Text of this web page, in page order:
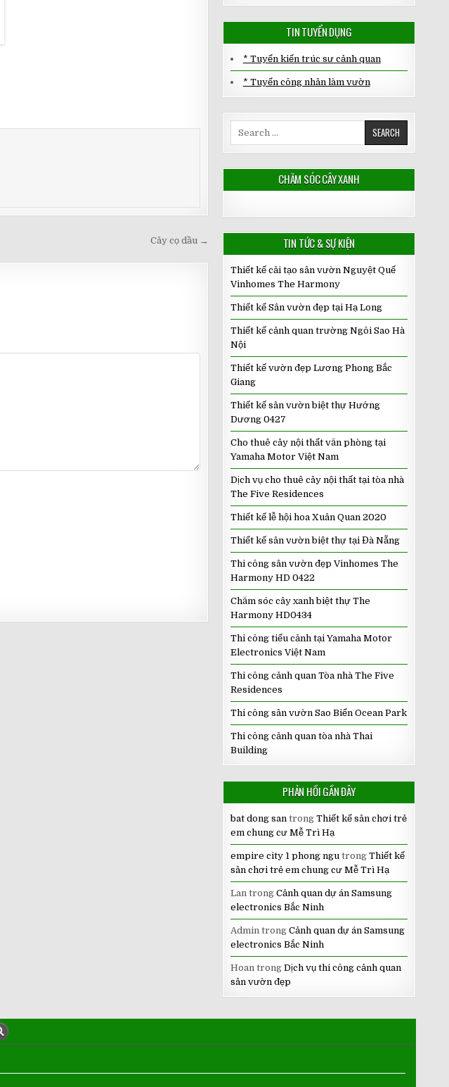
Cây cọ dầu →
TIN TUYỂN DỤNG
* Tuyển kiến trúc sư cảnh quan
* Tuyển công nhân làm vườn
CHĂM SÓC CÂY XANH
TIN TỨC & SỰ KIỆN
Thiết kế cải tạo sân vườn Nguyệt Quế
Vinhomes The Harmony
Thiết kế Sân vườn đẹp tại Hạ Long
Thiết kế cảnh quan trường Ngôi Sao Hà
Nội
Thiết kế vườn đẹp Lương Phong Bắc
Giang
Thiết kế sân vườn biệt thự Hướng
Dương 0427
Cho thuê cây nội thất văn phòng tại
Yamaha Motor Việt Nam
Dịch vụ cho thuê cây nội thất tại tòa nhà
The Five Residences
Thiết kế lễ hội hoa Xuân Quan 2020
Thiết kế sân vườn biệt thự tại Đà Nẵng
Thi công sân vườn đẹp Vinhomes The
Harmony HD 0422
Chăm sóc cây xanh biệt thự The
Harmony HD0434
Thi công tiểu cảnh tại Yamaha Motor
Electronics Việt Nam
Thi công cảnh quan Tòa nhà The Five
Residences
Thi công sân vườn Sao Biển Ocean Park
Thi công cảnh quan tòa nhà Thai
Building
PHẢN HỒI GẦN ĐÂY
bat dong santrong Thiết kế sân chơi trẻ
em chung cư Mễ Trì Hạ
empire city 1 phong ngutrong Thiết kế
sân chơi trẻ em chung cư Mễ Trì Hạ
Lantrong Cảnh quan dự án Samsung
electronics Bắc Ninh
Admintrong Cảnh quan dự án Samsung
electronics Bắc Ninh
Hoantrong Dịch vụ thi công cảnh quan
sân vườn đẹp